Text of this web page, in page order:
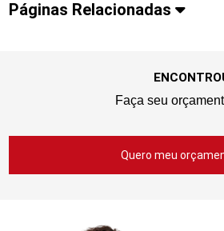
Páginas Relacionadas
Faça seu
Quero meu